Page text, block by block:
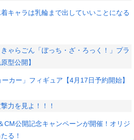
着キャラは乳輪まで出していいことになる
ゃらごん「ぼっち・ざ・ろっく！」プラ
型公開】
ーカー」フィギュア【4月17日予約開始】
力を見よ！！！
CM公開記念キャンペーンが開催！オリジ
る！